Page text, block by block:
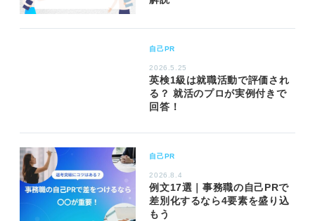
自己PR
2026.5.25
英検1級は就職活動で評価され
る？ 就活のプロが実例付きで
回答！
自己PR
2026.8.4
例文17選｜事務職の自己PRで
差別化するなら4要素を盛り込
もう